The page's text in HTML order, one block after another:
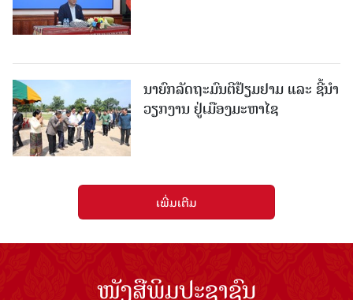
ນາຍົກລັດຖະມົນຕີຢ້ຽມຢາມ ແລະ ຊີ້ນຳ
ວຽກງານ ຢູ່ເມືອງມະຫາໄຊ
ເພີ່ມເຕີມ
ໜັງສືພິມປະຊາຊົນ